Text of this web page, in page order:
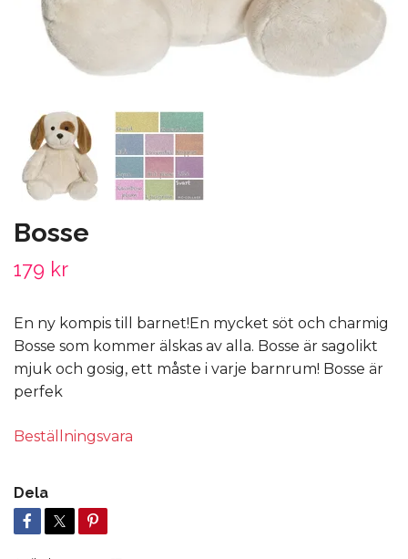
Bosse
179 kr
En ny kompis till barnet!En mycket söt och charmig
Bosse som kommer älskas av alla. Bosse är sagolikt
mjuk och gosig, ett måste i varje barnrum! Bosse är
perfek
Beställningsvara
Dela